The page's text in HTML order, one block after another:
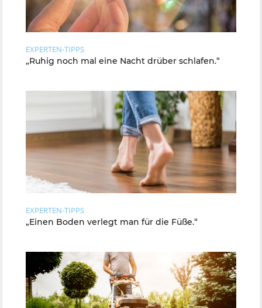
EXPERTEN-TIPPS
„Ruhig noch mal eine Nacht drüber schlafen.“
EXPERTEN-TIPPS
„Einen Boden verlegt man für die Füße.“